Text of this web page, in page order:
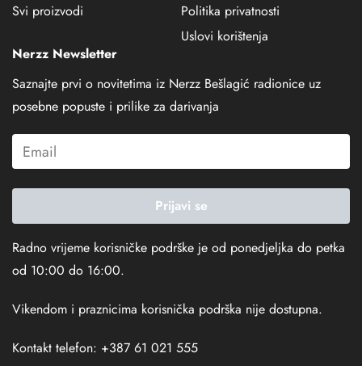
Svi proizvodi
Politika privatnosti
Uslovi korištenja
Nerzz Newsletter
Saznajte prvi o novitetima iz Nerzz Bešlagić radionice uz
posebne popuste i prilike za darivanja
Prijavi se
Radno vrijeme korisničke podrške je od ponedjeljka do petka
od 10:00 do 16:00.
Vikendom i praznicima korisnička podrška nije dostupna.
Kontakt telefon: +387 61 021 555